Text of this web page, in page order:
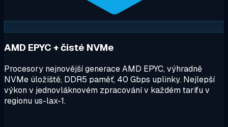
AMD EPYC + čisté NVMe
Procesory nejnovější generace AMD EPYC, výhradně
NVMe úložiště, DDR5 paměť, 40 Gbps uplinky. Nejlepší
výkon v jednovláknovém zpracování v každém tarifu v
regionu us-lax-1.